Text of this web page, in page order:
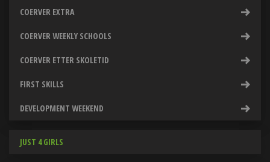
COERVER EXTRA
COERVER WEEKLY SCHOOLS
COERVER ETTER SKOLETID
FIRST SKILLS
DEVELOPMENT WEEKEND
JUST 4 GIRLS